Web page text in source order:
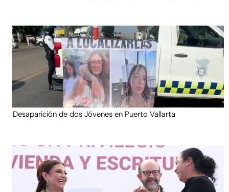
Desaparición de dos Jóvenes en Puerto Vallarta